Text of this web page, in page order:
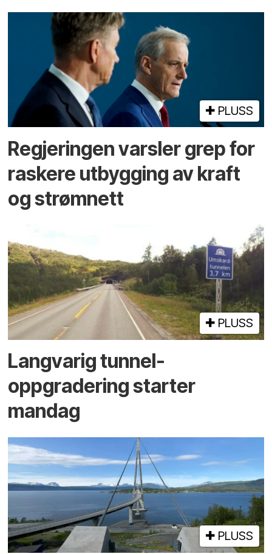
PLUSS
Regjeringen varsler grep for
raskere utbygging av kraft
og strømnett
PLUSS
Langvarig tunnel­
oppgradering starter
mandag
PLUSS